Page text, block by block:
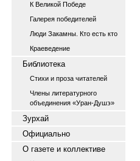
К Великой Победе
Галерея победителей
Люди Закамны. Кто есть кто
Краеведение
Библиотека
Стихи и проза читателей
Члены литературного
объединения «Уран-Душэ»
Зурхай
Официально
О газете и коллективе